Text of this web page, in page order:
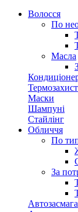
Волосся
По
Масла
Термозахист
Маски
Шампуні
Стайлінг
Обличчя
По
За
Автозасмага